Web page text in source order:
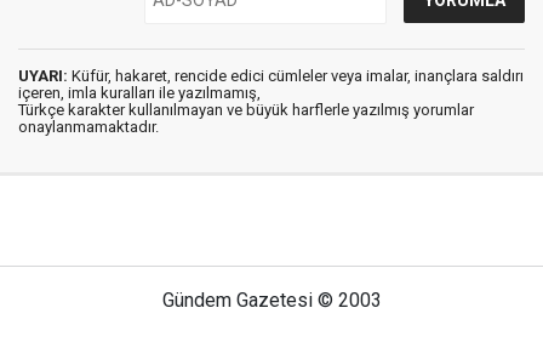
UYARI: Küfür, hakaret, rencide edici cümleler veya imalar, inançlara saldırı
içeren, imla kuralları ile yazılmamış,
Türkçe karakter kullanılmayan ve büyük harflerle yazılmış yorumlar
onaylanmamaktadır.
Gündem Gazetesi © 2003